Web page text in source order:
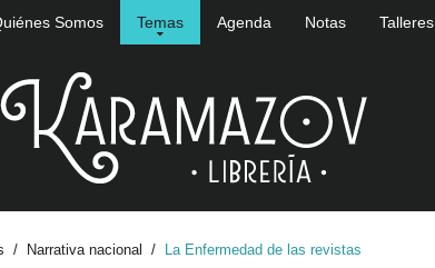
Somos Temas Agenda Notas Talleres
Narrativa nacional La Enfermedad de las revistas